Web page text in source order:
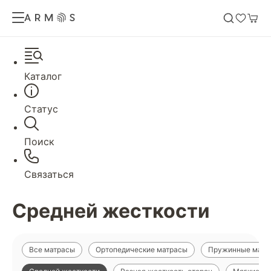
Каталог
Статус
Поиск
Связаться
Средней жесткости
Все матрасы Ортопедические матрасы Пружинные